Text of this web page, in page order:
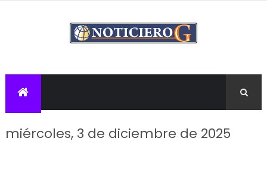
miércoles, 3 de diciembre de 2025